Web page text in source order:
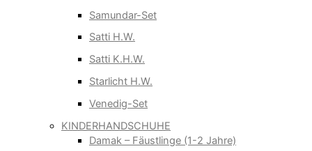
Samundar-Set
Satti H.W.
Satti K.H.W.
Starlicht H.W.
Venedig-Set
KINDERHANDSCHUHE
Damak – Fäustlinge (1-2 Jahre)